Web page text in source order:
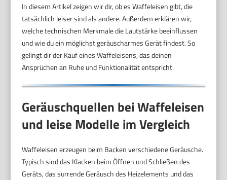
In diesem Artikel zeigen wir dir, ob es Waffeleisen gibt, die
tatsächlich leiser sind als andere. Außerdem erklären wir,
welche technischen Merkmale die Lautstärke beeinflussen
und wie du ein möglichst geräuscharmes Gerät findest. So
gelingt dir der Kauf eines Waffeleisens, das deinen
Ansprüchen an Ruhe und Funktionalität entspricht.
Geräuschquellen bei Waffeleisen
und leise Modelle im Vergleich
Waffeleisen erzeugen beim Backen verschiedene Geräusche.
Typisch sind das Klacken beim Öffnen und Schließen des
Geräts, das surrende Geräusch des Heizelements und das